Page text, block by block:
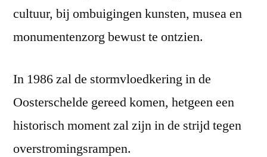
cultuur, bij ombuigingen kunsten, musea en
monumentenzorg bewust te ontzien.
In 1986 zal de stormvloedkering in de
Oosterschelde gereed komen, hetgeen een
historisch moment zal zijn in de strijd tegen
overstromingsrampen.